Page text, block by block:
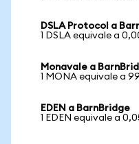
DSLA Protocol a
1 DSLA equivale a
Monavale a
1 MONA equivale a
EDEN a BarnBridge
1 EDEN equivale a